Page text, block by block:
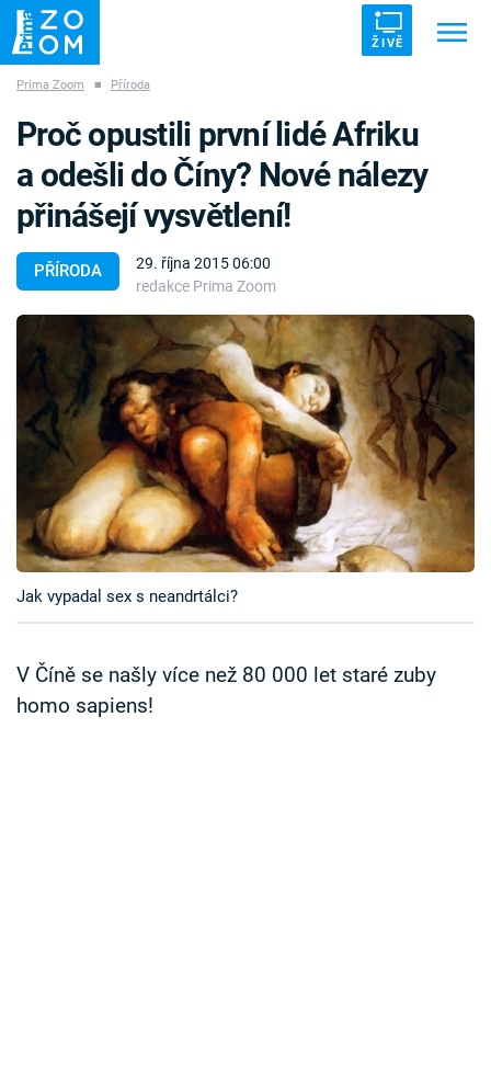
ŽIVĚ
ZÁHADY VETŘELCI DÁVNOVĚKU
Témata
Témata
Pořady
TV Program
Časopis
Sledujte prima+
Sledujte nás
Prima Zoom ■ Příroda
PŘÍRODA
29. října 2015 06:00
redakce Prima Zoom
Proč opustili první lidé Afriku
a odešli do Číny? Nové nálezy
přinášejí vysvětlení!
Jak vypadal sex s neandrtálci?
V Číně se našly více než 80 000 let staré zuby
homo sapiens!